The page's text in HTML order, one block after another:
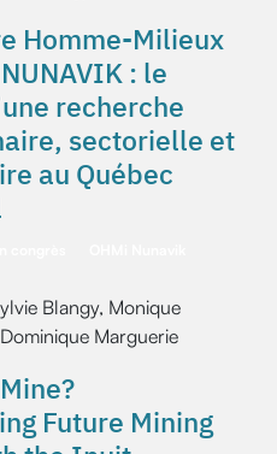
Homme-Milieux
: le
recherche
sectorielle et
au Québec
Blangy, Monique
Marguerie
Future Mining